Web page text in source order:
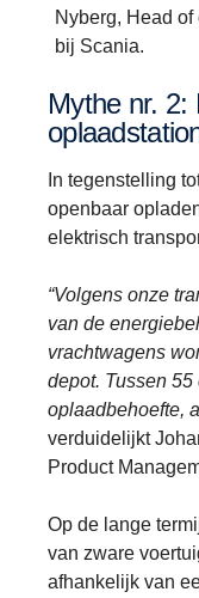
Nyberg, Head
bij Scania.
Mythe nr. 2: Er zijn niet genoeg
In tegenstelling
openbaar
elektrisch
“Volgens onze
van de
vrachtwagens
depot. Tussen
oplaadbehoefte,
verduidelijkt
Product
Op de lange
van zware
afhankelijk van